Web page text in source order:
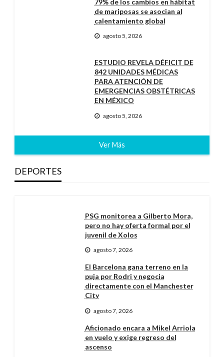
79% de los cambios en hábitat
de mariposas se asocian al
calentamiento global
agosto 5, 2026
ESTUDIO REVELA DÉFICIT DE
842 UNIDADES MÉDICAS
PARA ATENCIÓN DE
EMERGENCIAS OBSTÉTRICAS
EN MÉXICO
agosto 5, 2026
Ver Más
DEPORTES
PSG monitorea a Gilberto Mora,
pero no hay oferta formal por el
juvenil de Xolos
agosto 7, 2026
El Barcelona gana terreno en la
puja por Rodri y negocia
directamente con el Manchester
City
agosto 7, 2026
Aficionado encara a Mikel Arriola
en vuelo y exige regreso del
ascenso